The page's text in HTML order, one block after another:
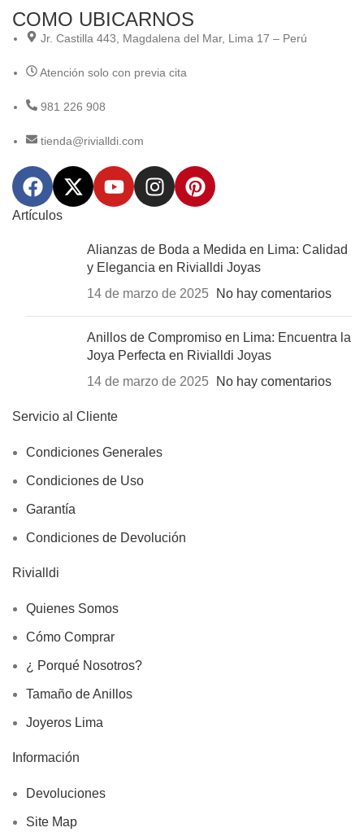
COMO UBICARNOS
Jr. Castilla 443, Magdalena del Mar, Lima 17 – Perú
Atención solo con previa cita
981 226 908
tienda@rivialldi.com
Artículos
Alianzas de Boda a Medida en Lima: Calidad
y Elegancia en Rivialldi Joyas
14 de marzo de 2025
No hay comentarios
Anillos de Compromiso en Lima: Encuentra la
Joya Perfecta en Rivialldi Joyas
14 de marzo de 2025
No hay comentarios
Servicio al Cliente
Condiciones Generales
Condiciones de Uso
Garantía
Condiciones de Devolución
Rivialldi
Quienes Somos
Cómo Comprar
¿ Porqué Nosotros?
Tamaño de Anillos
Joyeros Lima
Información
Devoluciones
Site Map